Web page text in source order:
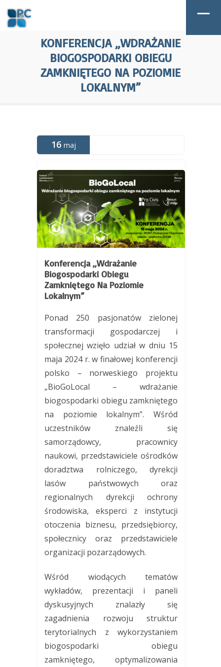
KONFERENCJA „WDRAŻANIE
BIOGOSPODARKI OBIEGU
ZAMKNIĘTEGO NA POZIOMIE
LOKALNYM”
16 maj
Konferencja „Wdrażanie
Biogospodarki Obiegu
Zamkniętego Na Poziomie
Lokalnym”
Ponad 250 pasjonatów zielonej
transformacji gospodarczej i
społecznej wzięło udział w dniu 15
maja 2024 r. w finałowej konferencji
polsko – norweskiego projektu
„BioGoLocal – wdrażanie
biogospodarki obiegu zamkniętego
na poziomie lokalnym”. Wśród
uczestników znaleźli się
samorządowcy, pracownicy
naukowi, przedstawiciele ośrodków
doradztwa rolniczego, dyrekcji
lasów państwowych oraz
regionalnych dyrekcji ochrony
środowiska, eksperci z instytucji
otoczenia biznesu, przedsiębiorcy,
społecznicy oraz przedstawiciele
organizacji pozarządowych.
Wśród wiodących tematów
wykładów, prezentacji i paneli
dyskusyjnych znalazły się
zagadnienia rozwoju struktur
terytorialnych z wykorzystaniem
biogospodarki obiegu
zamkniętego, optymalizowania